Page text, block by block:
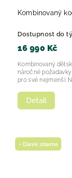
Kombinovaný
Dostupnost do
16 990 Kč
Detail
Kombinovaný
náročné
pro své nejmenší.
+ Dárek zdarma